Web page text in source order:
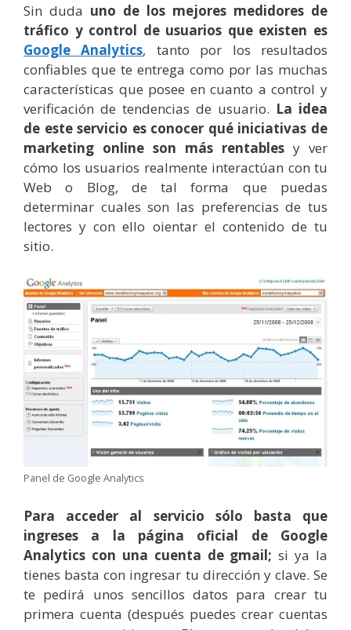
Sin duda uno de los mejores medidores de
tráfico y control de usuarios que existen es
Google Analytics, tanto por los resultados
confiables que te entrega como por las muchas
características que posee en cuanto a control y
verificación de tendencias de usuario. La idea
de este servicio es conocer qué iniciativas de
marketing online son más rentables y ver
cómo los usuarios realmente interactúan con tu
Web o Blog, de tal forma que puedas
determinar cuales son las preferencias de tus
lectores y con ello oientar el contenido de tu
sitio.
Panel de Google Analytics
Para acceder al servicio sólo basta que
ingreses a la página oficial de Google
Analytics con una cuenta de gmail; si ya la
tienes basta con ingresar tu dirección y clave. Se
te pedirá unos sencillos datos para crear tu
primera cuenta (después puedes crear cuentas